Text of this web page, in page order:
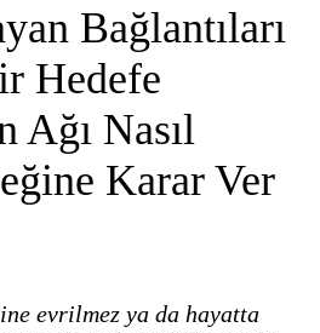
Bağlantıları
Hedefe
Ağı Nasıl
Karar Ver
evrilmez ya da hayatta